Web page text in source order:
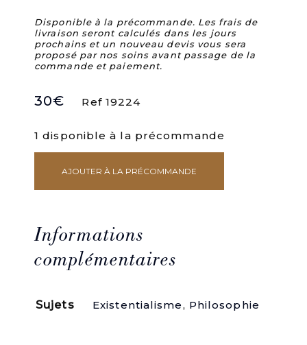
Disponible à la précommande. Les frais de
livraison seront calculés dans les jours
prochains et un nouveau devis vous sera
proposé par nos soins avant passage de la
commande et paiement.
30€ Ref 19224
1 disponible à la précommande
quantité
de
AJOUTER À LA PRÉCOMMANDE
Informations
complémentaires
Sujets Existentialisme, Philosophie